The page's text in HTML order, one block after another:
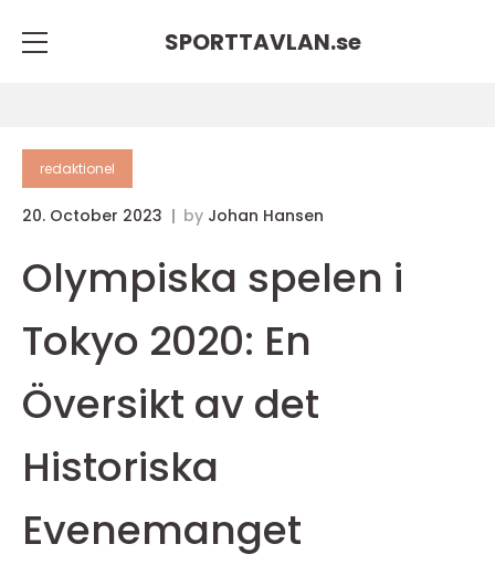
SPORTTAVLAN.se
redaktionel
20. October 2023 by Johan Hansen
Olympiska spelen i
Tokyo 2020: En
Översikt av det
Historiska
Evenemanget